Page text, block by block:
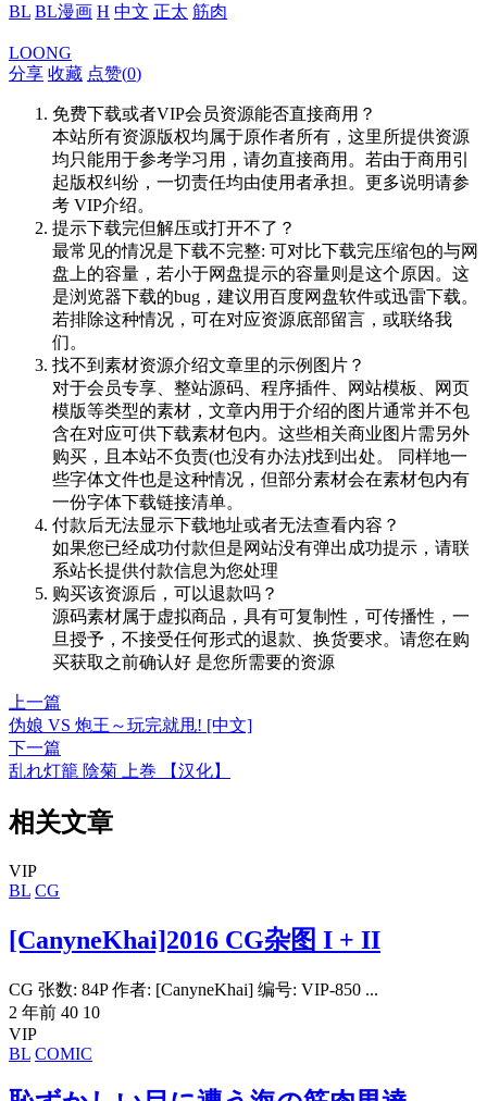
BL BL漫画 H 中文 正太 筋肉
LOONG
分享 收藏 点赞(0)
免费下载或者VIP会员资源能否直接商用？
本站所有资源版权均属于原作者所有，这里所提供资源
均只能用于参考学习用，请勿直接商用。若由于商用引
起版权纠纷，一切责任均由使用者承担。更多说明请参
考 VIP介绍。
提示下载完但解压或打开不了？
最常见的情况是下载不完整: 可对比下载完压缩包的与网
盘上的容量，若小于网盘提示的容量则是这个原因。这
是浏览器下载的bug，建议用百度网盘软件或迅雷下载。
若排除这种情况，可在对应资源底部留言，或联络我
们。
找不到素材资源介绍文章里的示例图片？
对于会员专享、整站源码、程序插件、网站模板、网页
模版等类型的素材，文章内用于介绍的图片通常并不包
含在对应可供下载素材包内。这些相关商业图片需另外
购买，且本站不负责(也没有办法)找到出处。 同样地一
些字体文件也是这种情况，但部分素材会在素材包内有
一份字体下载链接清单。
付款后无法显示下载地址或者无法查看内容？
如果您已经成功付款但是网站没有弹出成功提示，请联
系站长提供付款信息为您处理
购买该资源后，可以退款吗？
源码素材属于虚拟商品，具有可复制性，可传播性，一
旦授予，不接受任何形式的退款、换货要求。请您在购
买获取之前确认好 是您所需要的资源
上一篇
伪娘 VS 炮王～玩完就甩! [中文]
下一篇
乱れ灯籠 陰菊 上巻 【汉化】
相关文章
VIP
BL CG
[CanyneKhai]2016 CG杂图 I + II
CG 张数: 84P 作者: [CanyneKhai] 编号: VIP-850 ...
2 年前 40 10
VIP
BL COMIC